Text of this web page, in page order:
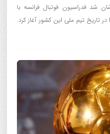
شد فدراسیون فوتبال فرانسه با
تاریخ تیم ملی این کشور آغاز کرد.